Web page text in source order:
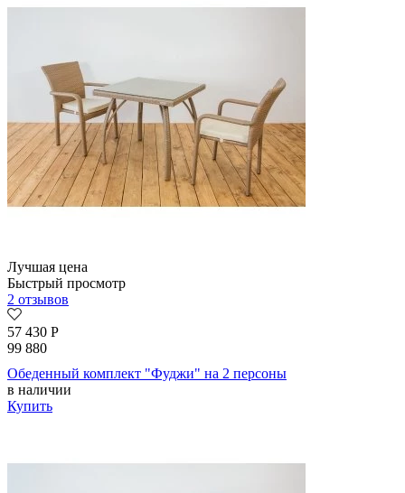
Лучшая цена
Быстрый просмотр
2 отзывов
57 430 Р
99 880
Обеденный комплект "Фуджи" на 2 персоны
в наличии
Купить